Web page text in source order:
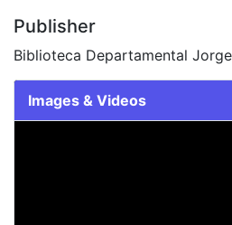
Publisher
Biblioteca Departamental
Images & Videos